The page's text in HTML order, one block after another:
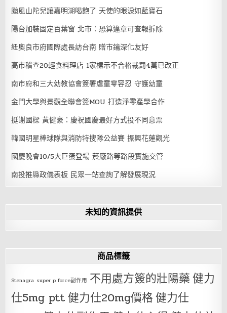
颱風山陀兒讓嘉明湖喝飽了 天使的眼淚如藍寶石
陽台加裝固定百葉窗 北市：恐算違章可查報拆除
紐奧良市府國際處長訪台南 贈市鑰深化友好
高市稽查20輕食料理店 1家標示不合格裁罰4萬已改正
南市府和三大幼教協會簽署虐童零容忍 守護幼童
金門大學與景觀全聯會簽MOU 打造淨零產學合作
挺謝國樑 黃健豪：慶祝國慶最好方式投不同意票
韓國明星棒球隊與消防特搜隊公益賽 振興花蓮觀光
國慶晚會10/5大巨蛋登場 菸廠路等路段實施交管
南投推縣政儀表板 民眾一站查詢了解發展現況
未知的資訊提供
商品標籤
Stenagra super p force副作用 不用處方簽的壯陽藥健力
仕5mg ptt健力仕20mg價格健力仕